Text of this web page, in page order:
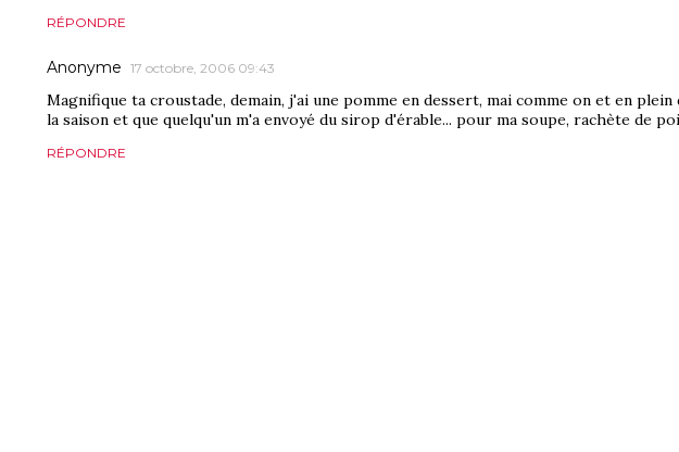
RÉPONDRE
Anonyme 17 octobre, 2006 09:43
Magnifique ta croustade, demain, j'ai une pomme en dessert, mai comme on et en plein
la saison et que quelqu'un m'a envoyé du sirop d'érable... pour ma soupe, rachète de
RÉPONDRE